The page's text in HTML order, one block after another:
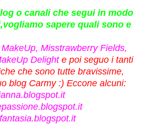
o canali che segui in modo
sapere quali sono e
Misstrawberry Fields,
Delighte poi seguo i tanti
che sono tutte bravissime,
blog Carmy :) Eccone alcuni: